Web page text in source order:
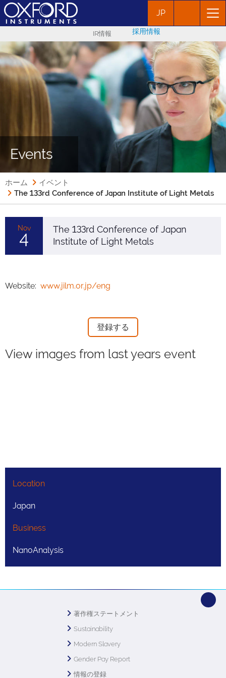
JP
IR情報 採用情報
Events
ホーム
イベント
The 133rd Conference of Japan Institute of Light Metals
Nov
4
The 133rd Conference of Japan
Institute of Light Metals
Website: www.jilm.or.jp/eng
登録する
View images from last years event
Location
Japan
Business
NanoAnalysis
著作権ステートメント
Sustainability
Modern Slavery
Gender Pay Report
情報の登録